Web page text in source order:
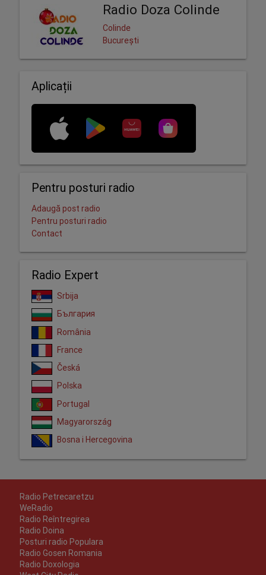
Radio Doza Colinde
Colinde
București
Aplicații
Pentru posturi radio
Adaugă post radio
Pentru posturi radio
Contact
Radio Expert
Srbija
България
România
France
Česká
Polska
Portugal
Magyarország
Bosna i Hercegovina
Radio Petrecaretzu
WeRadio
Radio Reîntregirea
Radio Doina
Posturi radio Populara
Radio Gosen Romania
Radio Doxologia